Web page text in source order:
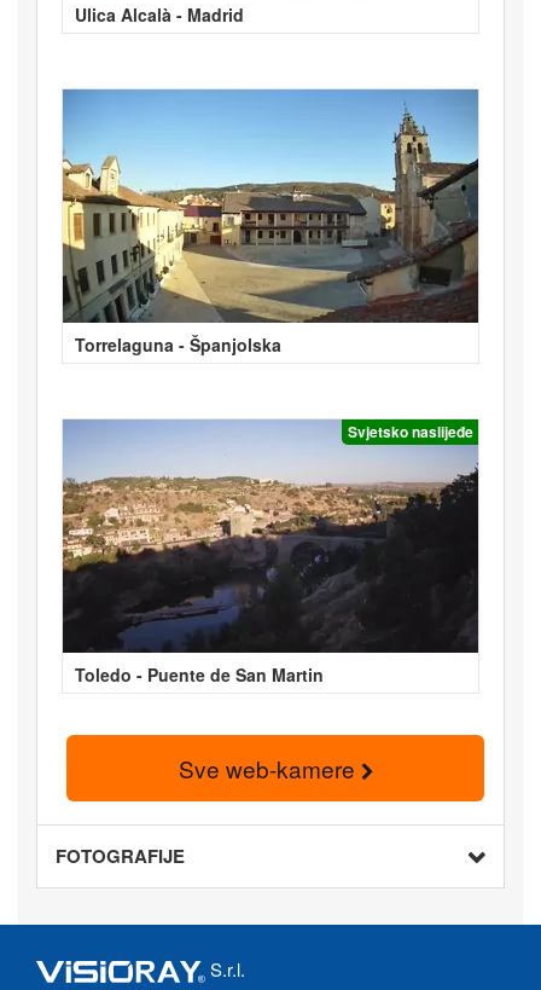
Ulica Alcalà - Madrid
Torrelaguna - Španjolska
Svjetsko naslijeđe
Toledo - Puente de San Martin
Sve web-kamere
FOTOGRAFIJE
S.r.l.